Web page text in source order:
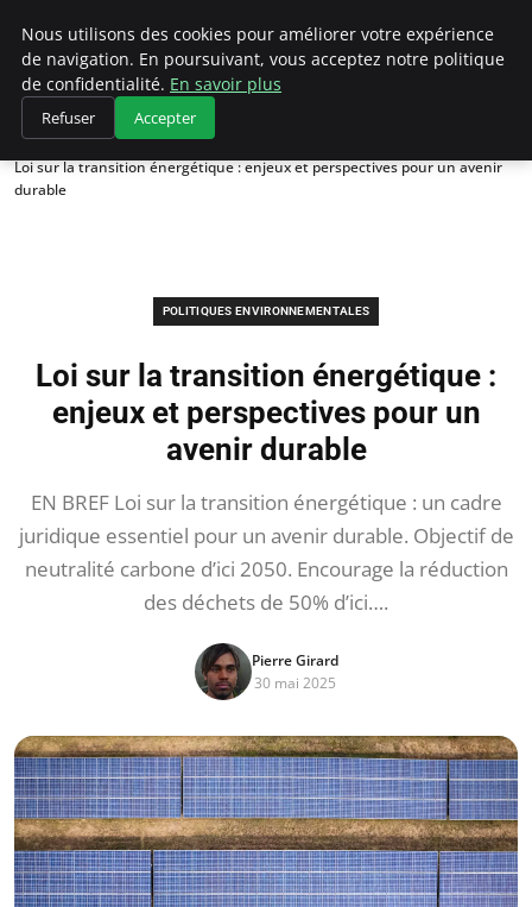
Climategatecountryclub.com
Accueil
Politiques environnementales
Loi sur la transition énergétique : enjeux et perspectives pour un avenir
durable
POLITIQUES ENVIRONNEMENTALES
Loi sur la transition énergétique :
enjeux et perspectives pour un
avenir durable
EN BREF Loi sur la transition énergétique : un cadre
juridique essentiel pour un avenir durable. Objectif de
neutralité carbone d’ici 2050. Encourage la réduction
des déchets de 50% d’ici….
Pierre Girard
30 mai 2025
Nous utilisons des cookies pour améliorer votre expérience
de navigation. En poursuivant, vous acceptez notre politique
de confidentialité. En savoir plus
Refuser Accepter